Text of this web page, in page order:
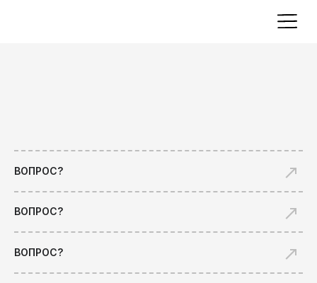
ВОПРОС?
ВОПРОС?
ВОПРОС?